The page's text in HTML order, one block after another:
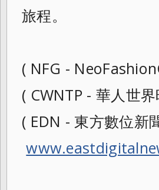
旅程。
( NFG -
( CWNTP - 華人世界
( EDN - 東方數位